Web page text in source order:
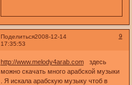
Поделиться 9
2008-12-14
17:35:53
http://www.melody4arab.comздесь
можно скачать много арабской музыки
. Я искала арабскую музыку чтоб в